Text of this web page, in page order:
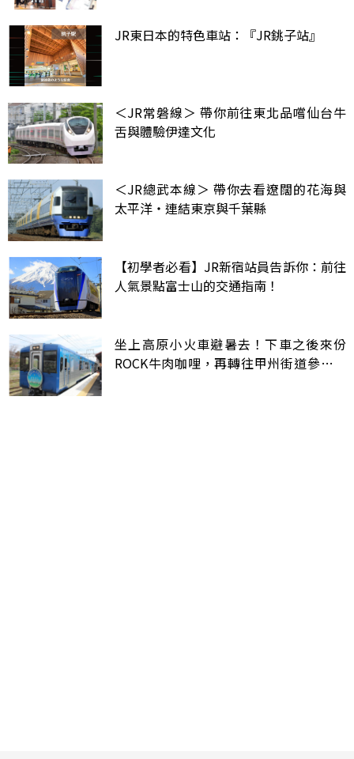
JR東日本的特色車站：『JR銚子站』
＜JR常磐線＞ 帶你前往東北品嚐仙台牛
舌與體驗伊達文化
＜JR總武本線＞ 帶你去看遼闊的花海與
太平洋・連結東京與千葉縣
【初學者必看】JR新宿站員告訴你：前往
人氣景點富士山的交通指南！
坐上高原小火車避暑去！下車之後來份
ROCK牛肉咖哩，再轉往甲州街道參觀天